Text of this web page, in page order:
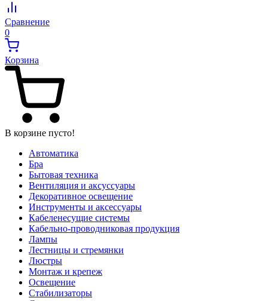
Сравнение
0
Корзина
В корзине пусто!
Автоматика
Бра
Бытовая техника
Вентиляция и аксуссуары
Декоративное освещение
Инструменты и аксессуары
Кабеленесущие системы
Кабельно-проводниковая продукция
Лампы
Лестницы и стремянки
Люстры
Монтаж и крепеж
Освещение
Стабилизаторы